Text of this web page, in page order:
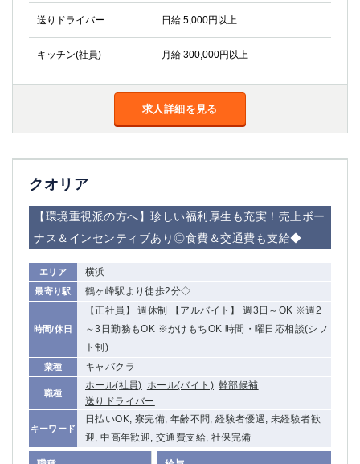
送りドライバー 日給 5,000円以上
キッチン(社員) 月給 300,000円以上
求人詳細を見る
クオリア
【環境重視派の方へ】珍しい福利厚生も充実！売上ボー
ナス＆インセンティブあり◎食費＆交通費も支給◆
エリア 横浜
最寄り駅 鶴ヶ峰駅より徒歩2分◇
時間/休日
【正社員】 週休制 【アルバイト】 週3日～OK ※週2
～3日勤務もOK ※かけもちOK 時間・曜日応相談(シフ
ト制)
業種 キャバクラ
職種
ホール(社員) ホール(バイト) 幹部候補
送りドライバー
キーワード
日払いOK, 寮完備, 年齢不問, 経験者優遇, 未経験者歓
迎, 中高年歓迎, 交通費支給, 社保完備
茨城県
土浦 ひたち野うしく
群馬県
館林
該当求人 0